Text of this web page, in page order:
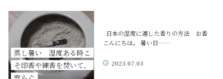
蒸し暑い 湿度ある時こ
そ印香や練香を焚いて、
日本の湿度に適した香りの方法 お香
こんにちは。 暑い日……
2023.07.03